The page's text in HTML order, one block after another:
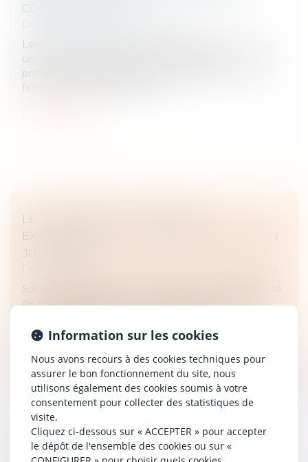
CONSOMMATION ?
Lorsqu’une personne physique se porte caution pour
une dette contractée envers un créancier
professionnel, la législation impose des exigences de
formalisme strictes pour la val...
LE JUGE NE PEUT SE FONDER
EXCLUSIVEMENT SUR UNE EXPERTISE NON
JUDICIAIRE
Sur le plan probatoire, le juge ne peut baser l’entièreté
de son appréciation sur une expertise non judiciaire
PENSION DE RÉVERSION EN 2025.
Information sur les cookies
Nous avons recours à des cookies techniques pour
assurer le bon fonctionnement du site, nous
utilisons également des cookies soumis à votre
consentement pour collecter des statistiques de
visite.
Cliquez ci-dessous sur « ACCEPTER » pour accepter
le dépôt de l'ensemble des cookies ou sur «